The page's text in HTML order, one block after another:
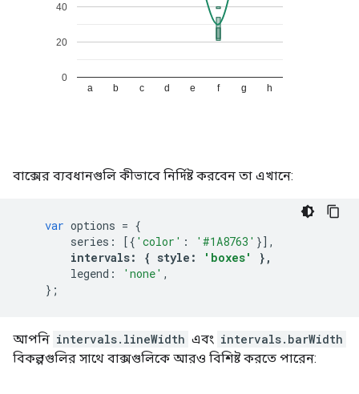
বাক্সের ব্যবধানগুলি কীভাবে নির্দিষ্ট করবেন তা এখানে:
var options = {
series : [{ 'color' : '#1A8763' }],
intervals: { style : 'boxes'
},
legend : 'none' ,
};
আপনি intervals.lineWidth এবং intervals.barWidth
বিকল্পগুলির সাথে বাক্সগুলিকে আরও বিশিষ্ট করতে পারেন: